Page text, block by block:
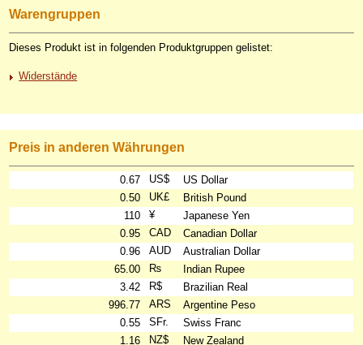
Warengruppen
Dieses Produkt ist in folgenden Produktgruppen gelistet:
Widerstände
Preis in anderen Währungen
0.67 US$
US Dollar
0.50
UK£
British Pound
110
¥
Japanese Yen
0.95
CAD
Canadian Dollar
0.96
AUD
Australian Dollar
65.00
₨
Indian Rupee
3.42
R$
Brazilian Real
996.77
ARS
Argentine Peso
0.55
SFr.
Swiss Franc
1.16
NZ$
New Zealand